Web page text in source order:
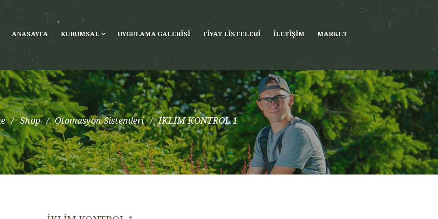
ANASAYFA KURUMSAL UYGULAMA GALERISI FIYAT LISTELERI İLETIŞIM MARKET
Shop Otomasyon Sistemleri İKLİM KONTROL 1